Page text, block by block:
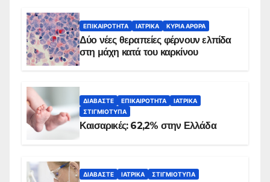
ΕΠΙΚΑΙΡΌΤΗΤΑ ΙΑΤΡΙΚΆ ΚΥΡΙΑ ΑΡΘΡΑ
Δύο νέες θεραπείες φέρνουν ελπίδα
στη μάχη κατά του καρκίνου
ΔΙΑΒΆΣΤΕ ΕΠΙΚΑΙΡΌΤΗΤΑ
ΙΑΤΡΙΚΆ
ΣΤΙΓΜΙΌΤΥΠΑ
Καισαρικές: 62,2% στην Ελλάδα
ΔΙΑΒΆΣΤΕ ΙΑΤΡΙΚΆ ΣΤΙΓΜΙΌΤΥΠΑ